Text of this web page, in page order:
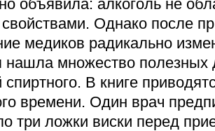
объявила: алкоголь не
Однако после
медиков радикально
нашла множество полезных
В книге
времени. Один врач
три ложки виски перед